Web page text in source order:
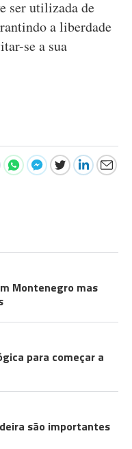
ser utilizada de
a liberdade
se a sua
Montenegro mas
para começar a
são importantes